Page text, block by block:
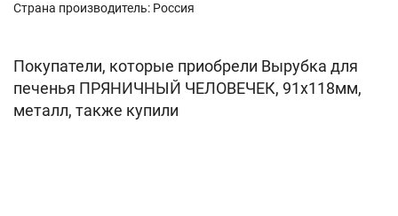
Страна производитель: Россия
Покупатели, которые приобрели Вырубка для
печенья ПРЯНИЧНЫЙ ЧЕЛОВЕЧЕК, 91х118мм,
металл, также купили